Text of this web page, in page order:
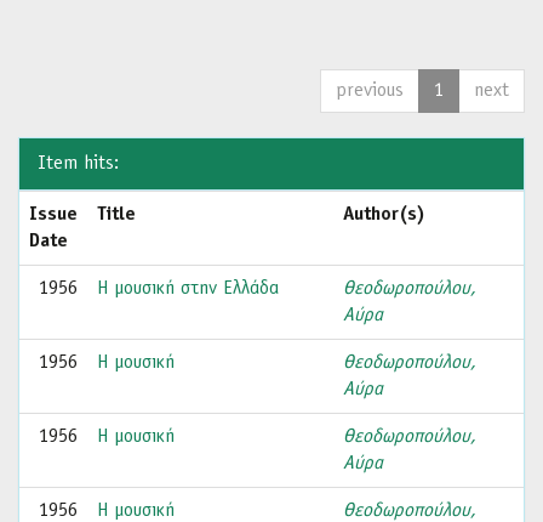
previous 1 next
Item hits:
Issue
Date
Title Author(s)
1956 Η μουσική στην Ελλάδα
Θεοδωροπούλου,
Αύρα
1956 Η μουσική
Θεοδωροπούλου,
Αύρα
1956 Η μουσική
Θεοδωροπούλου,
Αύρα
1956 Η μουσική
Θεοδωροπούλου,